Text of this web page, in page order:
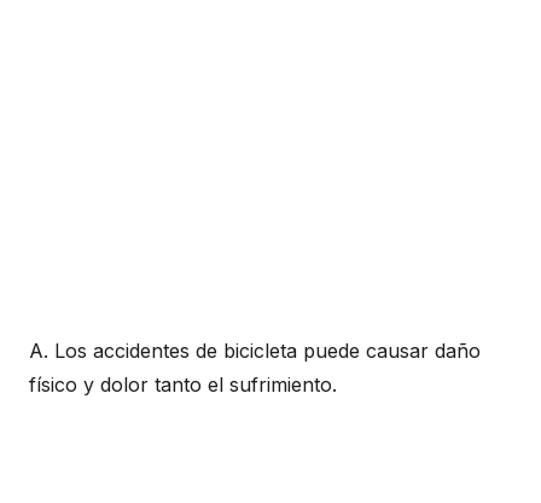
A. Los accidentes de bicicleta puede causar daño
físico y dolor tanto el sufrimiento.